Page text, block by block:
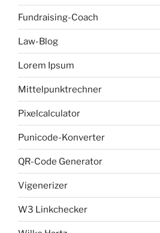
Fundraising-Coach
Law-Blog
Lorem Ipsum
Mittelpunktrechner
Pixelcalculator
Punicode-Konverter
QR-Code Generator
Vigenerizer
W3 Linkchecker